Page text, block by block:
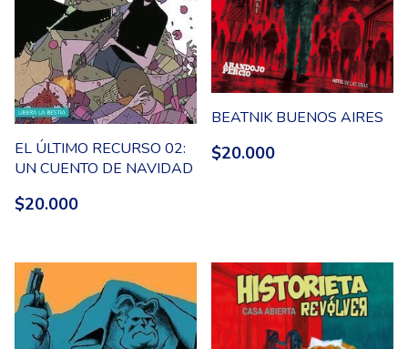
EL ÚLTIMO RECURSO 02:
UN CUENTO DE NAVIDAD
$20.000
BEATNIK BUENOS AIRES
$20.000